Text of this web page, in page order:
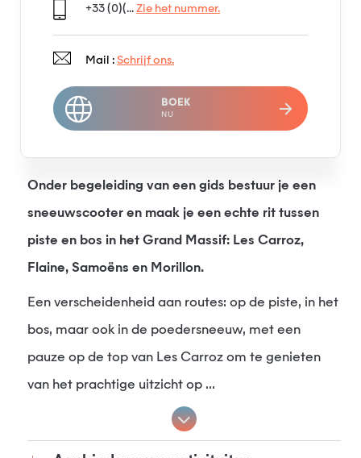
Onder begeleiding van een gids bestuur je een
sneeuwscooter en maak je een echte rit tussen
piste en bos in het Grand Massif: Les Carroz,
Flaine, Samoëns en Morillon.
Een verscheidenheid aan routes: op de piste, in het
bos, maar ook in de poedersneeuw, met een
pauze op de top van Les Carroz om te genieten
van het prachtige uitzicht op ...
+33 (0)(... Zie het nummer.
Mail : Schrijf ons.
BOEK
NU